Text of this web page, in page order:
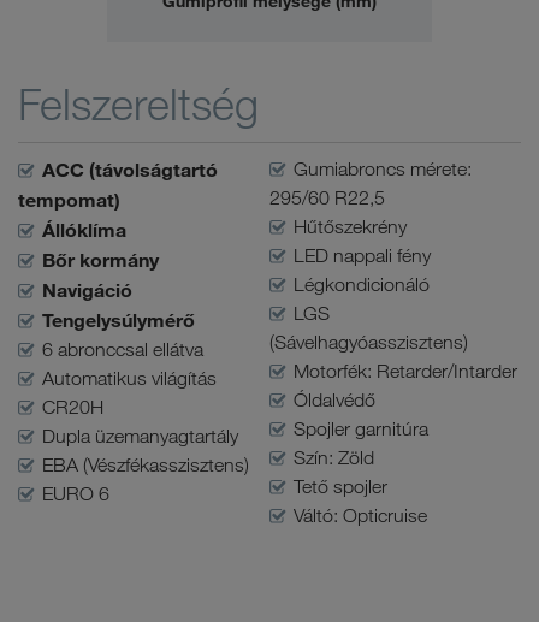
Felszereltség
ACC (távolságtartó
tempomat)
Állóklíma
Bőr kormány
Navigáció
Tengelysúlymérő
6 abronccsal ellátva
Automatikus világítás
CR20H
Dupla üzemanyagtartály
EBA (Vészfékasszisztens)
EURO 6
Gumiabroncs mérete:
295/60 R22,5
Hűtőszekrény
LED nappali fény
Légkondicionáló
LGS
(Sávelhagyóasszisztens)
Motorfék: Retarder/Intarder
Óldalvédő
Spojler garnitúra
Szín: Zöld
Tető spojler
Váltó: Opticruise